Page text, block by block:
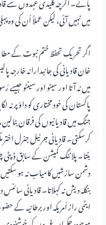
میں نہیں آئی، لیکن عملاً اُن کی وہ
اگر تحریک تحفظ ختم نبوت کے
خان قادیانی کی جانبدارانہ خارجہ
میں نہ آتا اور سیٹو اور سینٹو
جنگ میں قادیانیوں کی فرقان
کرسکتی۔ قادیانی جرنیل جنرل
بنتا۔ پلاننگ کمیشن کے سابق ڈپٹی
دشمن سازشیں کامیاب نہ ہو سکتیں
بنگلہ دیش نہ کہلاتا۔ قادیانی
ایٹمی راز اَمریکہ اور برطانیہ